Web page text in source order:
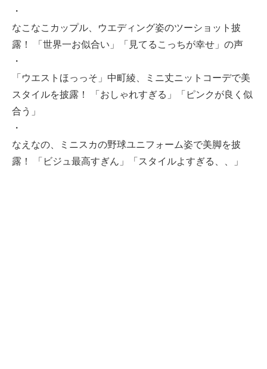
・
なこなこカップル、ウエディング姿のツーショット披
露！ 「世界一お似合い」「見てるこっちが幸せ」の声
・
「ウエストほっっそ」中町綾、ミニ丈ニットコーデで美
スタイルを披露！ 「おしゃれすぎる」「ピンクが良く似
合う」
・
なえなの、ミニスカの野球ユニフォーム姿で美脚を披
露！ 「ビジュ最高すぎん」「スタイルよすぎる、、」